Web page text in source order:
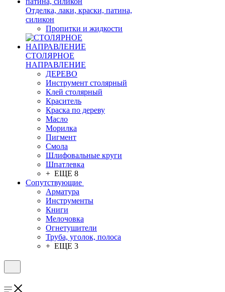
Отделка, лаки, краски, патина,
силикон
Пропитки и жидкости
СТОЛЯРНОЕ
НАПРАВЛЕНИЕ
ДЕРЕВО
Инструмент столярный
Клей столярный
Краситель
Краска по дереву
Масло
Морилка
Пигмент
Смола
Шлифовальные круги
Шпатлевка
+ ЕЩЕ 8
Сопутствующие
Арматура
Инструменты
Книги
Мелочовка
Огнетушители
Труба, уголок, полоса
+ ЕЩЕ 3